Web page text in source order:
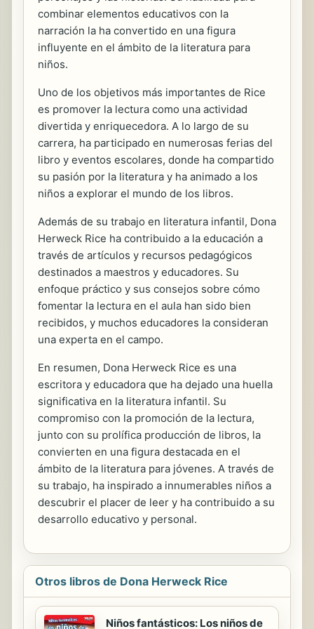
combinar elementos educativos con la
narración la ha convertido en una figura
influyente en el ámbito de la literatura para
niños.
Uno de los objetivos más importantes de Rice
es promover la lectura como una actividad
divertida y enriquecedora. A lo largo de su
carrera, ha participado en numerosas ferias del
libro y eventos escolares, donde ha compartido
su pasión por la literatura y ha animado a los
niños a explorar el mundo de los libros.
Además de su trabajo en literatura infantil, Dona
Herweck Rice ha contribuido a la educación a
través de artículos y recursos pedagógicos
destinados a maestros y educadores. Su
enfoque práctico y sus consejos sobre cómo
fomentar la lectura en el aula han sido bien
recibidos, y muchos educadores la consideran
una experta en el campo.
En resumen, Dona Herweck Rice es una
escritora y educadora que ha dejado una huella
significativa en la literatura infantil. Su
compromiso con la promoción de la lectura,
junto con su prolífica producción de libros, la
convierten en una figura destacada en el
ámbito de la literatura para jóvenes. A través de
su trabajo, ha inspirado a innumerables niños a
descubrir el placer de leer y ha contribuido a su
desarrollo educativo y personal.
Otros libros de Dona Herweck Rice
Niños fantásticos: Los niños de